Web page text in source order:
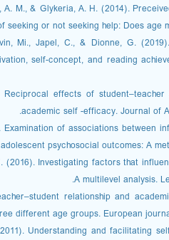
M., & Glykeria, A. H. (2014).
seeking or not seeking help: Does age
Mi., Japel, C., & Dionne, G.
self-concept, and reading
effects of
academic self -efficacy. Journal of
of associations between
psychosocial outcomes: A
(2016). Investigating factors that
A multilevel analysis.
relationship and
different age groups. European
Understanding and facilitating